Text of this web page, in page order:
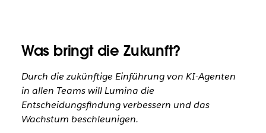
Was bringt die Zukunft?
Durch die zukünftige Einführung von KI-Agenten
in allen Teams will Lumina die
Entscheidungsfindung verbessern und das
Wachstum beschleunigen.